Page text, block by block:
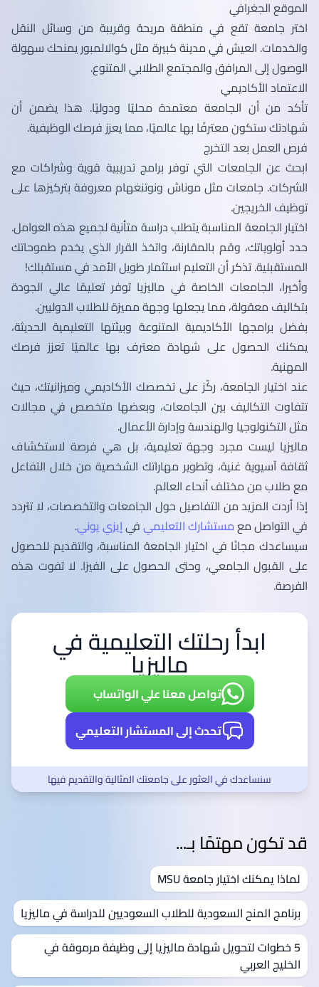
الموقع الجغرافي
اختر جامعة تقع في منطقة مريحة وقريبة من وسائل النقل
والخدمات. العيش في مدينة كبيرة مثل كوالالمبور يمنحك سهولة
الوصول إلى المرافق والمجتمع الطلابي المتنوع.
الاعتماد الأكاديمي
تأكد من أن الجامعة معتمدة محليًا ودوليًا. هذا يضمن أن
شهادتك ستكون معترفًا بها عالميًا، مما يعزز فرصك الوظيفية.
فرص العمل بعد التخرج
ابحث عن الجامعات التي توفر برامج تدريبية قوية وشراكات مع
الشركات. جامعات مثل موناش ونوتنغهام معروفة بتركيزها على
توظيف الخريجين.
اختيار الجامعة المناسبة يتطلب دراسة متأنية لجميع هذه العوامل.
حدد أولوياتك، وقم بالمقارنة، واتخذ القرار الذي يخدم طموحاتك
المستقبلية. تذكر أن التعليم استثمار طويل الأمد في مستقبلك!
وأخيرا، الجامعات الخاصة في ماليزيا توفر تعليمًا عالي الجودة
بتكاليف معقولة، مما يجعلها وجهة مميزة للطلاب الدوليين.
بفضل برامجها الأكاديمية المتنوعة وبيئتها التعليمية الحديثة،
يمكنك الحصول على شهادة معترف بها عالميًا تعزز فرصك
المهنية.
عند اختيار الجامعة، ركّز على تخصصك الأكاديمي وميزانيتك، حيث
تتفاوت التكاليف بين الجامعات، وبعضها متخصص في مجالات
مثل التكنولوجيا والهندسة وإدارة الأعمال.
ماليزيا ليست مجرد وجهة تعليمية، بل هي فرصة لاستكشاف
ثقافة آسيوية غنية، وتطوير مهاراتك الشخصية من خلال التفاعل
مع طلاب من مختلف أنحاء العالم.
إذا أردت المزيد من التفاصيل حول الجامعات والتخصصات، لا تتردد
في التواصل معمستشارك التعليميفيإيزي يوني.
سيساعدك مجانًا في اختيار الجامعة المناسبة، والتقديم للحصول
على القبول الجامعي، وحتى الحصول على الفيزا. لا تفوت هذه
الفرصة.
ابدأ رحلتك التعليمية في
ماليزيا
تواصل معنا علي الواتساب
تحدث إلى المستشار التعليمي
سنساعدك في العثور على جامعتك المثالية والتقديم فيها
قد تكون مهتمًا بـ...
لماذا يمكنك اختيار جامعة MSU
برنامج المنح السعودية للطلاب السعوديين للدراسة في ماليزيا
5 خطوات لتحويل شهادة ماليزيا إلى وظيفة مرموقة في
الخليج العربي